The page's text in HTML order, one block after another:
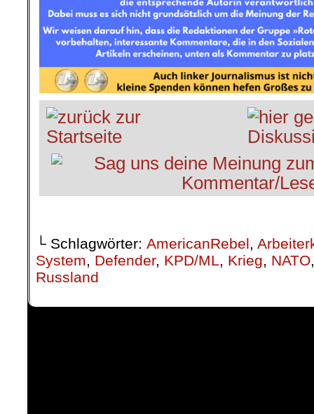
└ Schlagwörter: AmericanRebel,
System, Defender, KPD/ML, Krieg, NATO
Russland